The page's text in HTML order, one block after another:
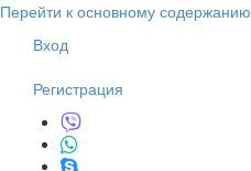
Перейти к основному содержанию
Вход
Регистрация